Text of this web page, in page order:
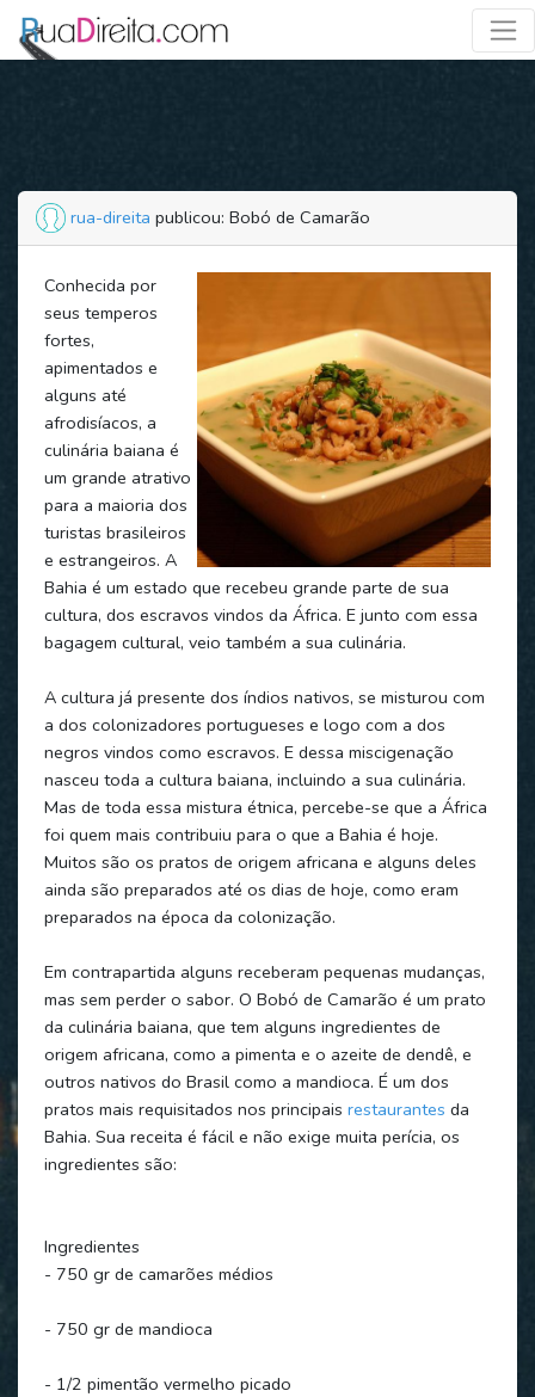
rua-direita publicou: Bobó de Camarão
Conhecida por
seus temperos
fortes,
apimentados e
alguns até
afrodisíacos, a
culinária baiana é
um grande atrativo
para a maioria dos
turistas brasileiros
e estrangeiros. A
Bahia é um estado que recebeu grande parte de sua
cultura, dos escravos vindos da África. E junto com essa
bagagem cultural, veio também a sua culinária.
A cultura já presente dos índios nativos, se misturou com
a dos colonizadores portugueses e logo com a dos
negros vindos como escravos. E dessa miscigenação
nasceu toda a cultura baiana, incluindo a sua culinária.
Mas de toda essa mistura étnica, percebe-se que a África
foi quem mais contribuiu para o que a Bahia é hoje.
Muitos são os pratos de origem africana e alguns deles
ainda são preparados até os dias de hoje, como eram
preparados na época da colonização.
Em contrapartida alguns receberam pequenas mudanças,
mas sem perder o sabor. O Bobó de Camarão é um prato
da culinária baiana, que tem alguns ingredientes de
origem africana, como a pimenta e o azeite de dendê, e
outros nativos do Brasil como a mandioca. É um dos
pratos mais requisitados nos principais restaurantes da
Bahia. Sua receita é fácil e não exige muita perícia, os
ingredientes são:
Ingredientes
- 750 gr de camarões médios
- 750 gr de mandioca
- 1/2 pimentão vermelho picado